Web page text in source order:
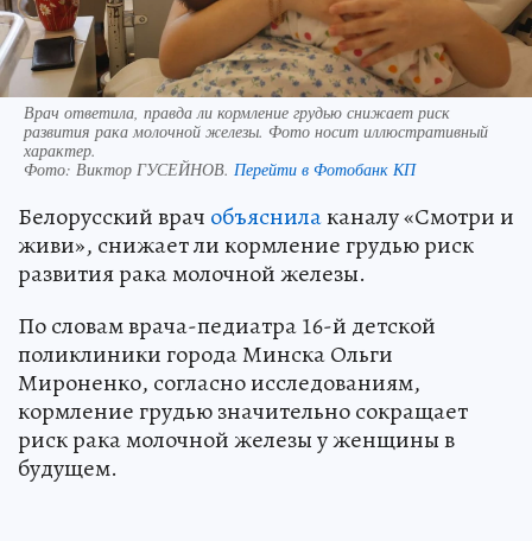
Врач ответила, правда ли кормление грудью снижает риск
развития рака молочной железы. Фото носит иллюстративный
характер.
Фото: Виктор ГУСЕЙНОВ. Перейти в Фотобанк КП
Белорусский врач объяснилаканалу «Смотри и
живи», снижает ли кормление грудью риск
развития рака молочной железы.
По словам врача-педиатра 16-й детской
поликлиники города Минска Ольги
Мироненко, согласно исследованиям,
кормление грудью значительно сокращает
риск рака молочной железы у женщины в
будущем.